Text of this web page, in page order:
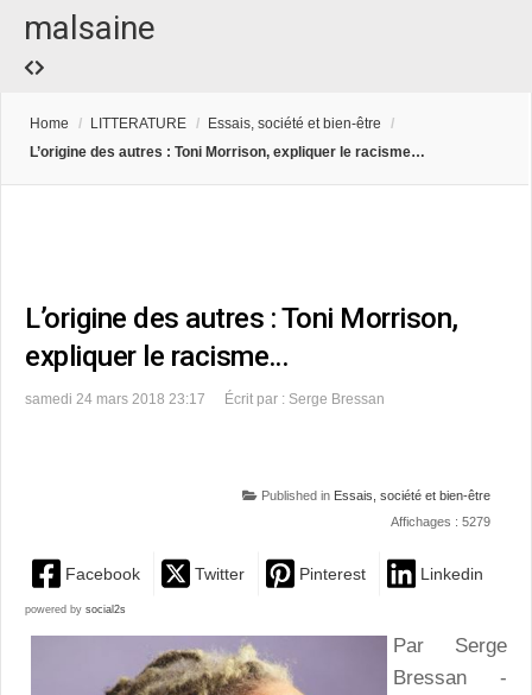
malsaine
Home / LITTERATURE / Essais, société et bien-être
/
L’origine des autres : Toni Morrison, expliquer le racisme…
L’origine des autres : Toni Morrison,
expliquer le racisme…
samedi 24 mars 2018 23:17 Écrit par : Serge Bressan
Published in Essais, société et bien-être
Affichages : 5279
Facebook Twitter Pinterest Linkedin
powered by social2s
Par Serge
Bressan -